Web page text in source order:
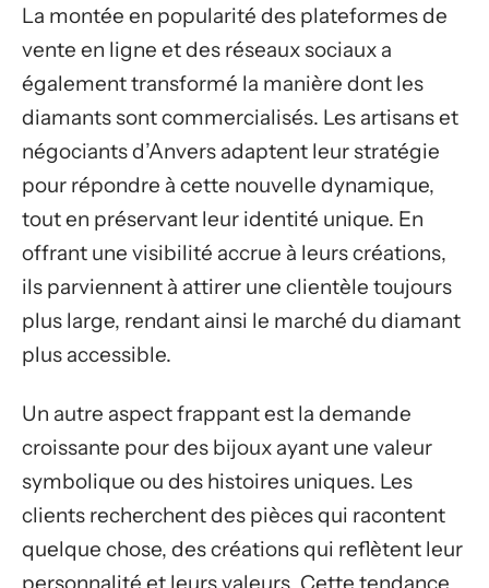
La montée en popularité des plateformes de
vente en ligne et des réseaux sociaux a
également transformé la manière dont les
diamants sont commercialisés. Les artisans et
négociants d’Anvers adaptent leur stratégie
pour répondre à cette nouvelle dynamique,
tout en préservant leur identité unique. En
offrant une visibilité accrue à leurs créations,
ils parviennent à attirer une clientèle toujours
plus large, rendant ainsi le marché du diamant
plus accessible.
Un autre aspect frappant est la demande
croissante pour des bijoux ayant une valeur
symbolique ou des histoires uniques. Les
clients recherchent des pièces qui racontent
quelque chose, des créations qui reflètent leur
personnalité et leurs valeurs. Cette tendance